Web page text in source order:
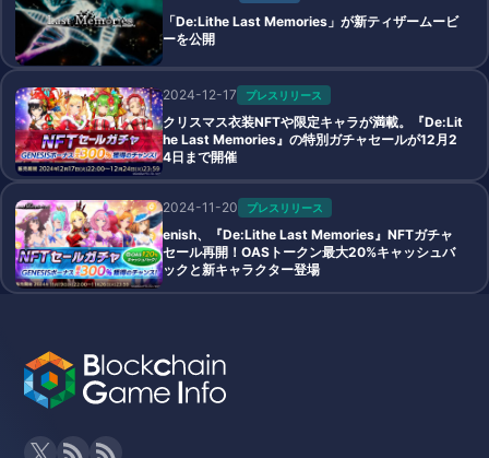
「De:Lithe Last Memories」が新ティザームービ
ーを公開
2024-12-17 プレスリリース
クリスマス衣装NFTや限定キャラが満載。『De:Lit
he Last Memories』の特別ガチャセールが12月2
4日まで開催
2024-11-20 プレスリリース
enish、『De:Lithe Last Memories』NFTガチャ
セール再開！OASトークン最大20%キャッシュバ
ックと新キャラクター登場